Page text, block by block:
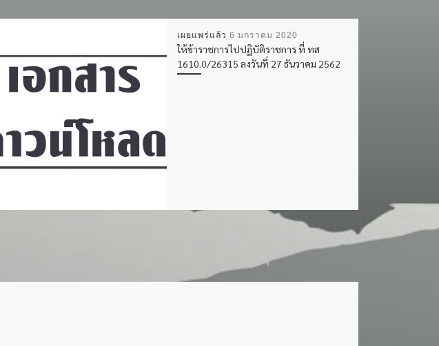
เผยแพร่แล้ว 6 มกราคม 2020
ให้ข้าราชการไปปฏิบัติราชการ ที่ ทส
1610.0/26315 ลงวันที่ 27 ธันวาคม 2562